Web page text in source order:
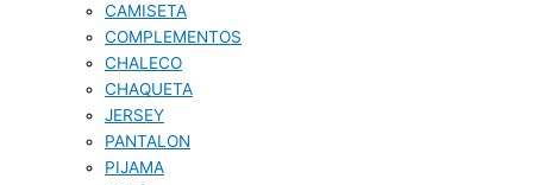
CAMISETA
COMPLEMENTOS
CHALECO
CHAQUETA
JERSEY
PANTALON
PIJAMA